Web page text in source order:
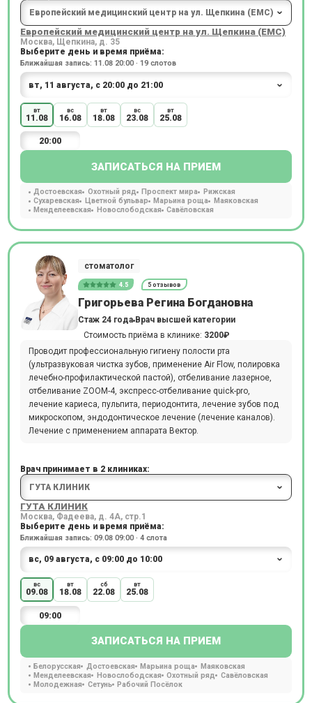
Европейский медицинский центр на ул. Щепкина (ЕМС)
Москва, Щепкина, д. 35
Выберите день и время приёма:
Ближайшая запись: 11.08 20:00 · 19 слотов
вт
11.08
вс
16.08
вт
18.08
вс
23.08
вт
25.08
20:00
ЗАПИСАТЬСЯ НА ПРИЕМ
Достоевская Охотный ряд Проспект мира
Рижская
Сухаревская
Цветной бульвар Марьина роща
Маяковская
Менделеевская
Новослободская Савёловская
стоматолог
4.5 5 отзывов
Григорьева Регина Богдановна
Стаж 24 года Врач высшей категории
Стоимость приёма в клинике: 3200₽
Проводит профессиональную гигиену полости рта
(ультразвуковая чистка зубов, применение Air Flow, полировка
лечебно-профилактической пастой), отбеливание лазерное,
отбеливание ZOOM-4, экспресс-отбеливание quick-pro,
лечение кариеса, пульпита, периодонтита, лечение зубов под
микроскопом, эндодонтическое лечение (лечение каналов).
Лечение с применением аппарата Вектор.
Врач принимает в 2 клиниках:
ГУТА КЛИНИК
Москва, Фадеева, д. 4А, стр.1
Выберите день и время приёма:
Ближайшая запись: 09.08 09:00 · 4 слота
вс
09.08
вт
18.08
сб
22.08
вт
25.08
09:00
ЗАПИСАТЬСЯ НА ПРИЕМ
Белорусская Достоевская Марьина роща
Маяковская
Менделеевская
Новослободская Охотный ряд
Савёловская
Молодежная
Сетунь Рабочий Посёлок